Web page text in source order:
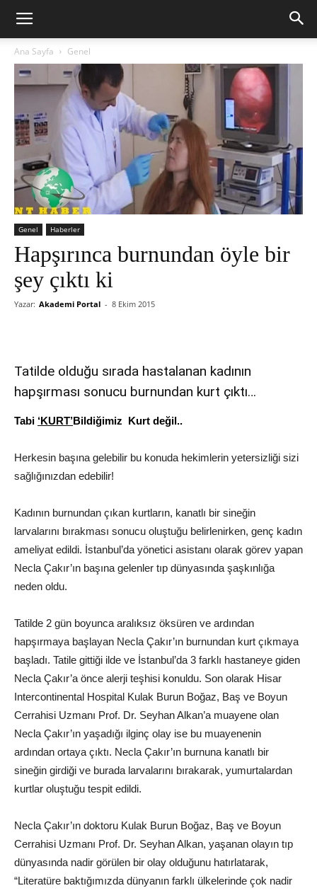
Ana Sayfa Genel
Genel Haberler
Hapşırınca burnundan öyle bir
şey çıktı ki
Yazar: Akademi Portal - 8 Ekim 2015
Tatilde olduğu sırada hastalanan kadının
hapşırması sonucu burnundan kurt çıktı…
Tabi ‘KURT’Bildiğimiz Kurt değil..
Herkesin başına gelebilir bu konuda hekimlerin yetersizliği sizi
sağlığınızdan edebilir!
Kadının burnundan çıkan kurtların, kanatlı bir sineğin
larvalarını bırakması sonucu oluştuğu belirlenirken, genç kadın
ameliyat edildi. İstanbul’da yönetici asistanı olarak görev yapan
Necla Çakır’ın başına gelenler tıp dünyasında şaşkınlığa
neden oldu.
Tatilde 2 gün boyunca aralıksız öksüren ve ardından
hapşırmaya başlayan Necla Çakır’ın burnundan kurt çıkmaya
başladı. Tatile gittiği ilde ve İstanbul’da 3 farklı hastaneye giden
Necla Çakır’a önce alerji teşhisi konuldu. Son olarak Hisar
Intercontinental Hospital Kulak Burun Boğaz, Baş ve Boyun
Cerrahisi Uzmanı Prof. Dr. Seyhan Alkan’a muayene olan
Necla Çakır’ın yaşadığı ilginç olay ise bu muayenenin
ardından ortaya çıktı. Necla Çakır’ın burnuna kanatlı bir
sineğin girdiği ve burada larvalarını bırakarak, yumurtalardan
kurtlar oluştuğu tespit edildi.
Necla Çakır’ın doktoru Kulak Burun Boğaz, Baş ve Boyun
Cerrahisi Uzmanı Prof. Dr. Seyhan Alkan, yaşanan olayın tıp
dünyasında nadir görülen bir olay olduğunu hatırlatarak,
“Literatüre baktığımızda dünyanın farklı ülkelerinde çok nadir